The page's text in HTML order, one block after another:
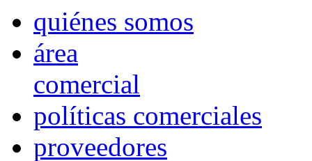
quiénes somos
área
comercial
políticas comerciales
proveedores